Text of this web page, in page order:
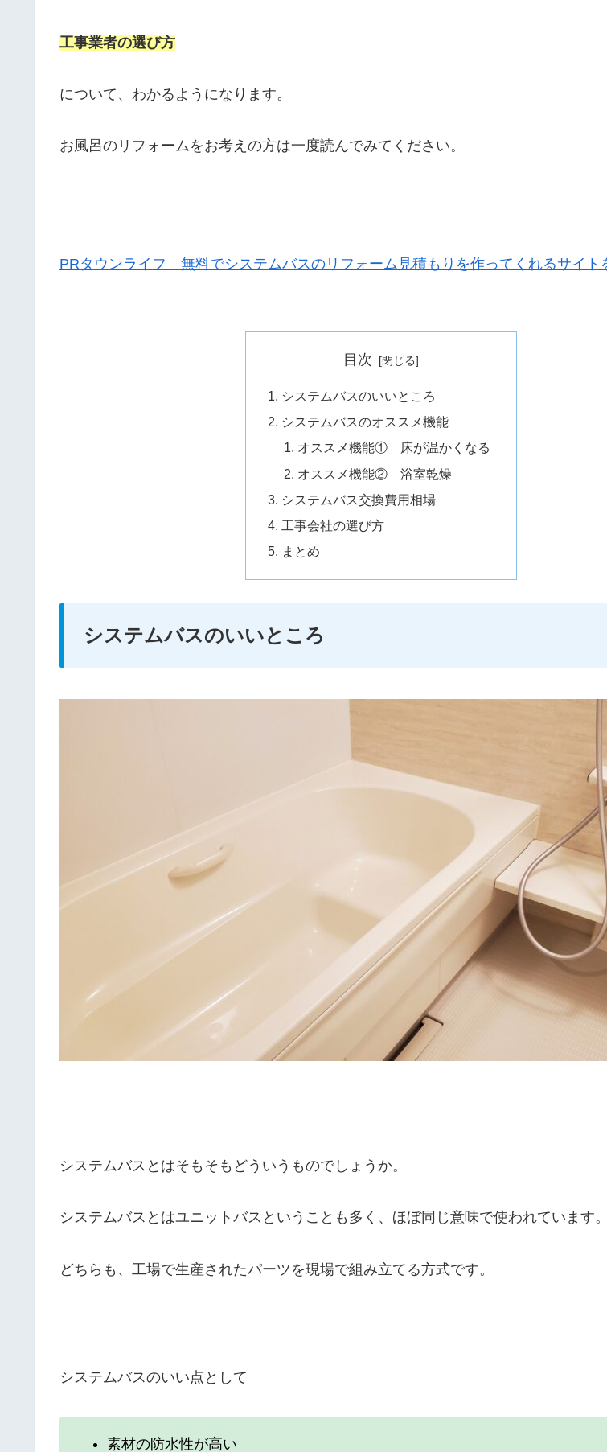
工事業者の選び方
について、わかるようになります。
お風呂のリフォームをお考えの方は一度読んでみてください。
PRタウンライフ 無料でシステムバスのリフォーム見積もりを作ってくれるサイト
目次
システムバスのいいところ
システムバスのオススメ機能
オススメ機能① 床が温かくなる
オススメ機能② 浴室乾燥
システムバス交換費用相場
工事会社の選び方
まとめ
システムバスのいいところ
システムバスとはそもそもどういうものでしょうか。
システムバスとはユニットバスということも多く、ほぼ同じ意味で使われています。
どちらも、工場で生産されたパーツを現場で組み立てる方式です。
システムバスのいい点として
素材の防水性が高い